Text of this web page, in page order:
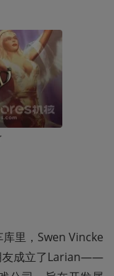
里，Swen Vincke
友成立了Larian——